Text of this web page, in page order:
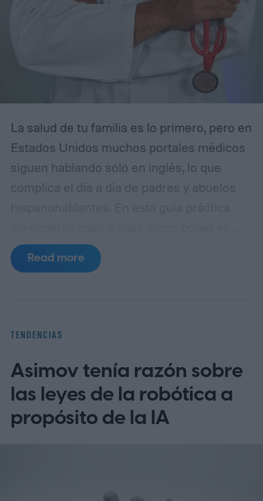
La salud de tu familia es lo primero, pero en
Estados Unidos muchos portales médicos
siguen hablando solo en inglés, lo que
complica el día a día de padres y abuelos
español MyChart (el portal de pacientes
basado en Epic), así como apps populares
Read more
TENDENCIAS
Asimov tenía razón sobre
las leyes de la robótica a
propósito de la IA